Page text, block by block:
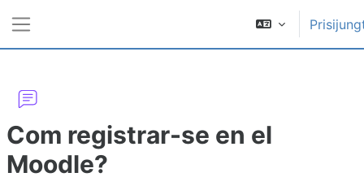
Com registrar-se en el
Moodle?